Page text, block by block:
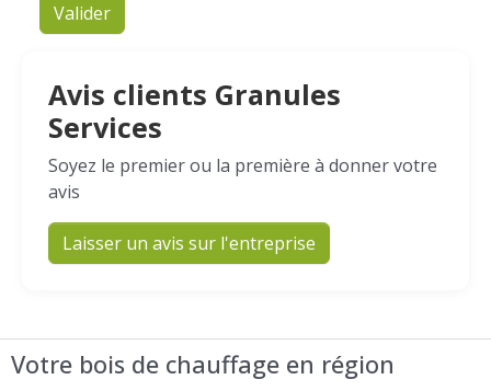
Valider
Avis clients Granules
Services
Soyez le premier ou la première à donner votre
avis
Laisser un avis sur l'entreprise
Votre bois de chauffage en région